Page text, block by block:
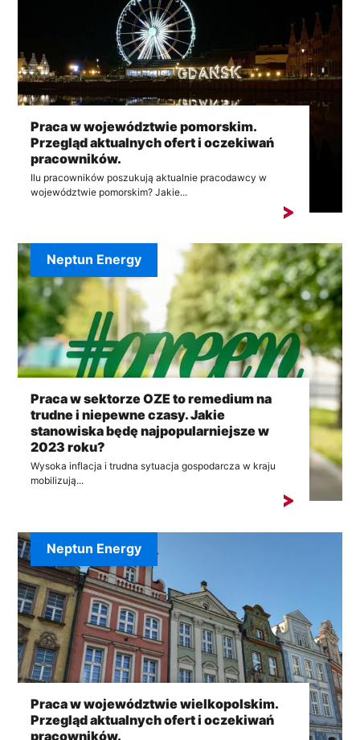
Praca w województwie pomorskim.
Przegląd aktualnych ofert i oczekiwań
pracowników.
Ilu pracowników poszukują aktualnie pracodawcy w
województwie pomorskim? Jakie...
Praca w sektorze OZE to remedium na
trudne i niepewne czasy. Jakie
stanowiska będę najpopularniejsze w
2023 roku?
Wysoka inflacja i trudna sytuacja gospodarcza w kraju
mobilizują...
Neptun Energy
Praca w województwie wielkopolskim.
Przegląd aktualnych ofert i oczekiwań
pracowników.
Neptun Energy